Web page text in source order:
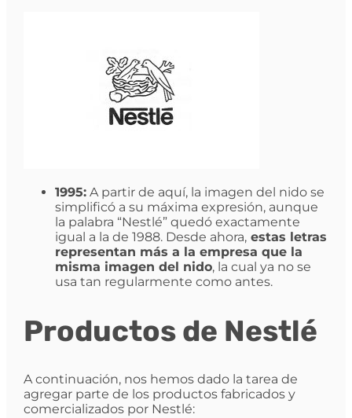
1995:A partir de aquí, la imagen del nido se
simplificó a su máxima expresión, aunque
la palabra “Nestlé” quedó exactamente
igual a la de 1988. Desde ahora,estas letras
representan más a la empresa que la
misma imagen del nido, la cual ya no se
usa tan regularmente como antes.
Productos de Nestlé
A continuación, nos hemos dado la tarea de
agregar parte de los productos fabricados y
comercializados por Nestlé: